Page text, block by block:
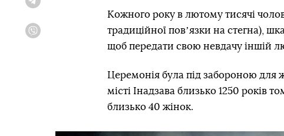
Кожного року в лютому тисячі
традиційної повʼязки на стегна),
щоб передати свою невдачу іншій
Церемонія була під забороною для
місті Інадзава близько 1250 років
близько 40 жінок.